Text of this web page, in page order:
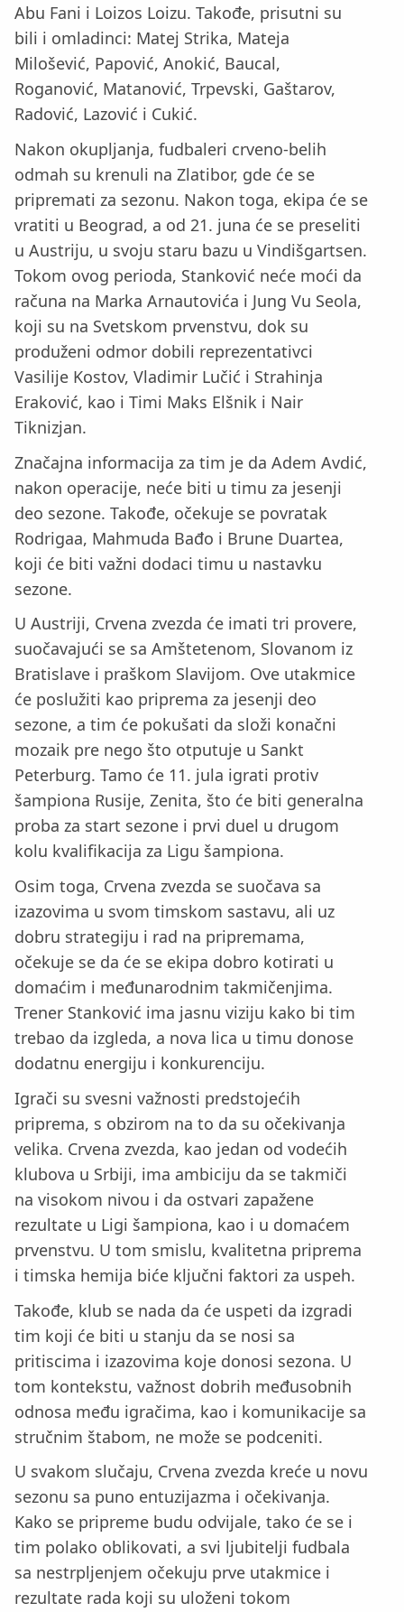
Abu Fani i Loizos Loizu. Takođe, prisutni su
bili i omladinci: Matej Strika, Mateja
Milošević, Papović, Anokić, Baucal,
Roganović, Matanović, Trpevski, Gaštarov,
Radović, Lazović i Cukić.
Nakon okupljanja, fudbaleri crveno-belih
odmah su krenuli na Zlatibor, gde će se
pripremati za sezonu. Nakon toga, ekipa će se
vratiti u Beograd, a od 21. juna će se preseliti
u Austriju, u svoju staru bazu u Vindišgartsen.
Tokom ovog perioda, Stanković neće moći da
računa na Marka Arnautovića i Jung Vu Seola,
koji su na Svetskom prvenstvu, dok su
produženi odmor dobili reprezentativci
Vasilije Kostov, Vladimir Lučić i Strahinja
Eraković, kao i Timi Maks Elšnik i Nair
Tiknizjan.
Značajna informacija za tim je da Adem Avdić,
nakon operacije, neće biti u timu za jesenji
deo sezone. Takođe, očekuje se povratak
Rodrigaa, Mahmuda Bađo i Brune Duartea,
koji će biti važni dodaci timu u nastavku
sezone.
U Austriji, Crvena zvezda će imati tri provere,
suočavajući se sa Amštetenom, Slovanom iz
Bratislave i praškom Slavijom. Ove utakmice
će poslužiti kao priprema za jesenji deo
sezone, a tim će pokušati da složi konačni
mozaik pre nego što otputuje u Sankt
Peterburg. Tamo će 11. jula igrati protiv
šampiona Rusije, Zenita, što će biti generalna
proba za start sezone i prvi duel u drugom
kolu kvalifikacija za Ligu šampiona.
Osim toga, Crvena zvezda se suočava sa
izazovima u svom timskom sastavu, ali uz
dobru strategiju i rad na pripremama,
očekuje se da će se ekipa dobro kotirati u
domaćim i međunarodnim takmičenjima.
Trener Stanković ima jasnu viziju kako bi tim
trebao da izgleda, a nova lica u timu donose
dodatnu energiju i konkurenciju.
Igrači su svesni važnosti predstojećih
priprema, s obzirom na to da su očekivanja
velika. Crvena zvezda, kao jedan od vodećih
klubova u Srbiji, ima ambiciju da se takmiči
na visokom nivou i da ostvari zapažene
rezultate u Ligi šampiona, kao i u domaćem
prvenstvu. U tom smislu, kvalitetna priprema
i timska hemija biće ključni faktori za uspeh.
Takođe, klub se nada da će uspeti da izgradi
tim koji će biti u stanju da se nosi sa
pritiscima i izazovima koje donosi sezona. U
tom kontekstu, važnost dobrih međusobnih
odnosa među igračima, kao i komunikacije sa
stručnim štabom, ne može se podceniti.
U svakom slučaju, Crvena zvezda kreće u novu
sezonu sa puno entuzijazma i očekivanja.
Kako se pripreme budu odvijale, tako će se i
tim polako oblikovati, a svi ljubitelji fudbala
sa nestrpljenjem očekuju prve utakmice i
rezultate rada koji su uloženi tokom